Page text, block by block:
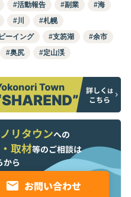
活動報告
副業
海
川
札幌
ーイング
支笏湖
余市
奥尻
定山渓